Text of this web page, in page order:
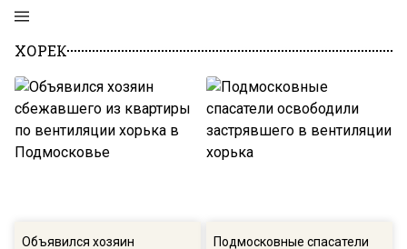
ХОРЕК
Объявился хозяин
Подмосковные спасатели